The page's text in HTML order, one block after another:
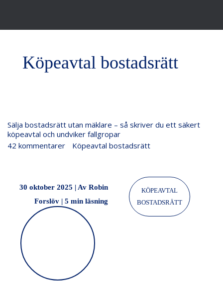
Köpeavtal bostadsrätt
Sälja bostadsrätt utan mäklare – så skriver du ett säkert
köpeavtal och undviker fallgropar
42 kommentarer
Köpeavtal bostadsrätt
30 oktober 2025 | Av Robin
Forslöv |5 min läsning
KÖPEAVTAL
BOSTADSRÄTT
bostadsrätt
utan
säkert
köpeavtal
undviker